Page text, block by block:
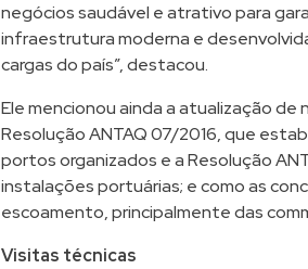
negócios saudável e atrativo para
infraestrutura moderna e
cargas do país”, destacou.
Ele mencionou ainda a atualização
Resolução ANTAQ 07/2016, que
portos organizados e a Resolução
instalações portuárias; e como as
escoamento, principalmente das
Visitas técnicas